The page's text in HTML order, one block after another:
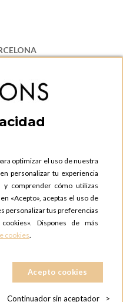
Barcelona
724 041
SHOWROOM
724 041
6,
Madrid
optimizar el uso de nuestra
personalizar tu experiencia
comprender cómo utilizas
«Acepto», aceptas el uso de
personalizar tus preferencias
Dispones de más
cookies.
Acepto cookies
Continuador sin aceptador >